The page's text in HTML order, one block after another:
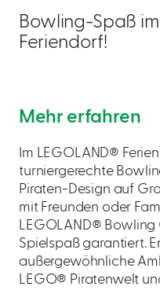
Bowling-Spaß
Feriendorf!
Mehr erfahren
Im LEGOLAND®
turniergerechte
Piraten-Design auf
mit Freunden oder
LEGOLAND® Bowling
Spielspaß garantiert.
außergewöhnliche
LEGO® Piratenwelt